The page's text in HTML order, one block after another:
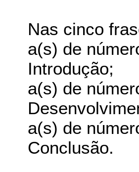
Nas cinco
a(s) de
Introdução;
a(s) de
a(s) de
Conclusão.